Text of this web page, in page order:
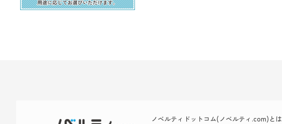
ノベルティドットコム(ノベルティ.com)とは